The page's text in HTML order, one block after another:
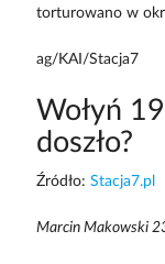
torturowano w
ag/KAI/Stacja7
Wołyń
doszło?
Źródło: Stacja7.pl
Marcin Makowski